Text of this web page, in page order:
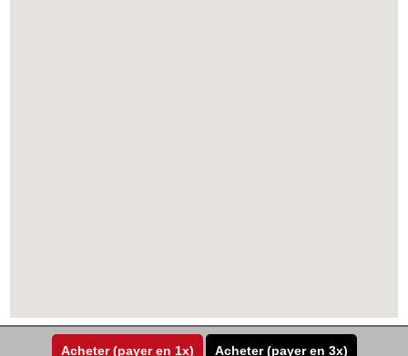
Acheter (payer en 1x) Acheter (payer en 3x)